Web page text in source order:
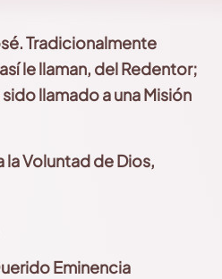
Tradicionalmente
le llaman, del Redentor;
llamado a una Misión
Voluntad de Dios,
Eminencia